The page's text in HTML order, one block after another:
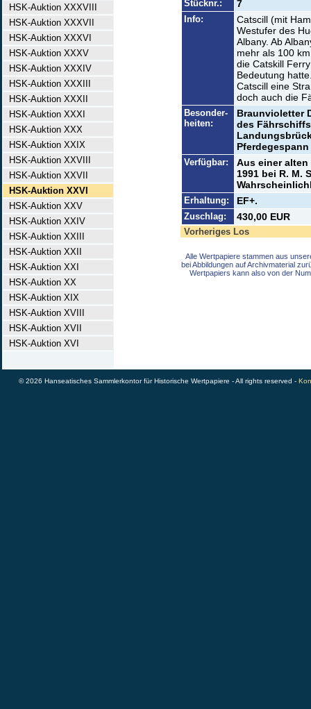
HSK-Auktion XXXVIII
HSK-Auktion XXXVII
HSK-Auktion XXXVI
HSK-Auktion XXXV
HSK-Auktion XXXIV
HSK-Auktion XXXIII
HSK-Auktion XXXII
HSK-Auktion XXXI
HSK-Auktion XXX
HSK-Auktion XXIX
HSK-Auktion XXVIII
HSK-Auktion XXVII
HSK-Auktion XXVI
HSK-Auktion XXV
HSK-Auktion XXIV
HSK-Auktion XXIII
HSK-Auktion XXII
HSK-Auktion XXI
HSK-Auktion XX
HSK-Auktion XIX
HSK-Auktion XVIII
HSK-Auktion XVII
HSK-Auktion XVI
Stücknr.: 7
Info:
Catscill (mit
Westufer des
Albany. Ab
mehr als 100
die Catskill
Bedeutung
Catscill eine
doch auch die
Besonder-
heiten:
Braunvioletter
des
Verfügbar:
Aus einer alten
1991 bei R. M.
Erhaltung: EF+.
Zuschlag: 430,00 EUR
Vorheriges Los
Alle Wertpapiere stammen aus
bei Abbildungen auf Archivmaterial
Wertpapiers kann also von der
© 2026 Hanseatisches Sammlerkontor für Historische Wertpapiere - All rights reserved -